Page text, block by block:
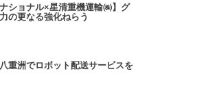
ショナル×星清重機運輸㈱】グ
の更なる強化ねらう
重洲でロボット配送サービスを